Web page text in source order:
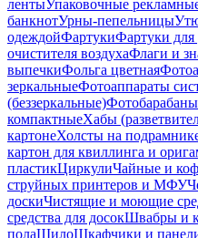
лентыУпаковочные
банкнотУрны-пепельницы
одеждойФартукиФартуки для
очистителя воздухаФлаги и
выпечкиФольга цветная
зеркальныеФотоаппараты
(беззеркальные)Фотобарабаны
компактныеХабы
картонеХолсты на
картон для квиллинга и
пластикЦиркулиЧайные и
струйных принтеров и МФУ
доскиЧистящие и моющие
средства для досокШвабры и
полаШилоШкафчики и